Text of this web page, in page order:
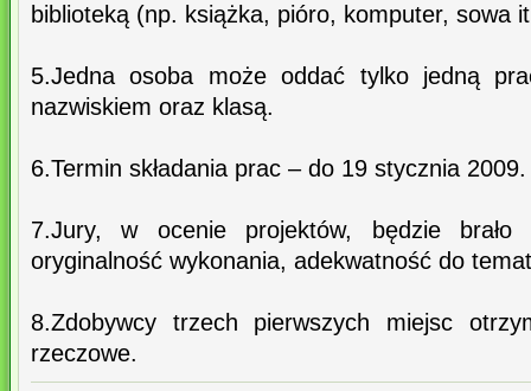
biblioteką (np. książka, pióro, komputer, sowa
5.Jedna osoba może oddać tylko jedną
nazwiskiem oraz klasą.
6.Termin składania prac – do 19 stycznia 2009.
7.Jury, w ocenie projektów, będzie
oryginalność wykonania, adekwatność do
8.Zdobywcy trzech pierwszych miejsc
rzeczowe.